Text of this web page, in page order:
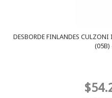
DESBORDE FINLANDES
(05B)